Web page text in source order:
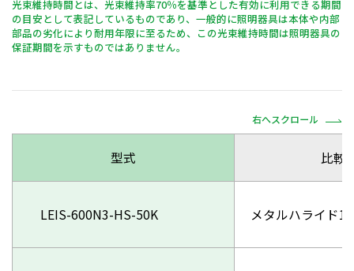
光束維持時間とは、光束維持率70％を基準とした有効に利用できる期間
の目安として表記しているものであり、一般的に照明器具は本体や内部
部品の劣化により耐用年限に至るため、この光束維持時間は照明器具の
保証期間を示すものではありません。
右へスクロール
型式 比較
LEIS-600N3-HS-50K メタルハライド